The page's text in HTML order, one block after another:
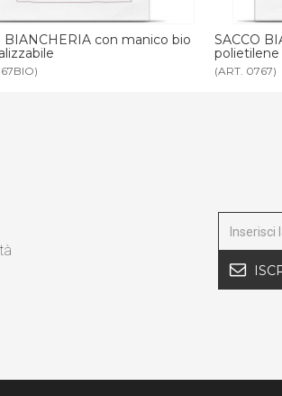
BIANCHERIA con manico
personalizzabile
SACCO
friendly
(ART.